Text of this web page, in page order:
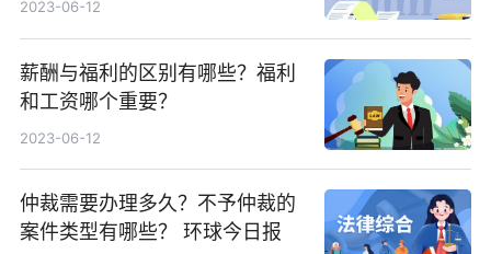
2023-06-12
薪酬与福利的区别有哪些？福利
和工资哪个重要？
2023-06-12
仲裁需要办理多久？不予仲裁的
案件类型有哪些？ 环球今日报